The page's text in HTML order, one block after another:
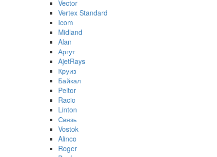
Vector
Vertex Standard
Icom
Midland
Alan
Аргут
AjetRays
Круиз
Байкал
Peltor
Racio
Linton
Связь
Vostok
Alinco
Roger